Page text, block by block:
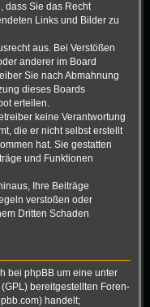
dass Sie das Recht
Links und Bilder zu
aus. Bei Verstößen
anderer im Board
Sie nach Abmahnung
dieses Boards
erteilen.
keine Verantwortung
die er nicht selbst erstellt
hat. Sie gestatten
und Funktionen
Ihre Beiträge
verstoßen oder
Dritten Schaden
bei phpBB um eine unter
(GPL) bereitgestellten Foren-
handelt;